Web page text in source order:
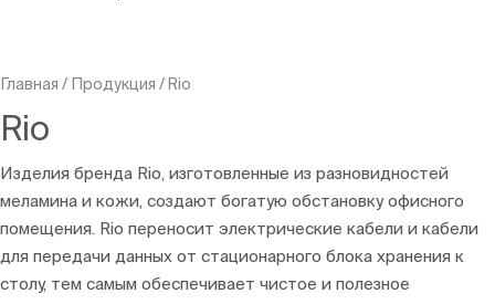
Главная / Продукция / Rio
Rio
Изделия бренда Rio, изготовленные из разновидностей
меламина и кожи, создают богатую обстановку офисного
помещения. Rio переносит электрические кабели и кабели
для передачи данных от стационарного блока хранения к
столу, тем самым обеспечивает чистое и полезное